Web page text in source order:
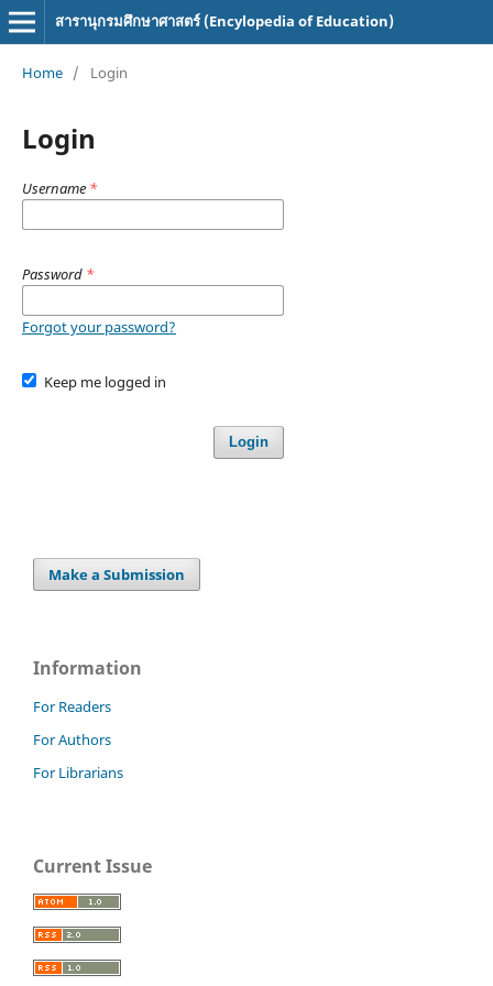
สารานุกรมศึกษาศาสตร์ (Encylopedia of Education)
Home / Login
Login
Username *
Password *
Forgot your password?
Keep me logged in
Login
Make a Submission
Information
For Readers
For Authors
For Librarians
Current Issue